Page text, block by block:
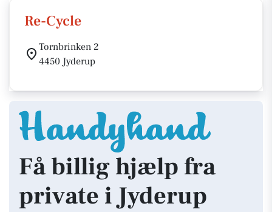
Re-Cycle
Tornbrinken 2
4450 Jyderup
Få billig hjælp fra
private i Jyderup